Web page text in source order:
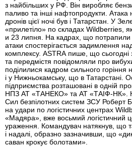
з найбільших у РФ. Він виробляє
паливо та інші нафтопродукти. Атака
дронів цієї ночі був і Татарстан. У
«прилетіло» по складах Wildberries,
и 23 липня. На кадрах, що потрапили
атаки спостерігається задимлення
комплексу. ASTRA пише, що сьогодні
та передмістя повідомляли про
поділилися кадром сильного
і у Нижньокамську, що в Татарстані.
підприємства розташовані в одній
НПЗ АТ «ТАНЕКО» та АТ «ТАІФ-НК».
Сил безпілотних систем ЗСУ Роберт
на удари по логістичних центрах
«Мадяра», вже восьмий логістичний
ураження. Командувач натякнув, що
і надалі, образно зазначивши, що
саван крокує болотами».